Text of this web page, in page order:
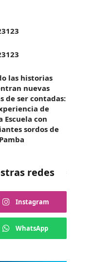
las historias
nuevas
de ser contadas:
de
Escuela con
sordos de
redes
Instagram
WhatsApp